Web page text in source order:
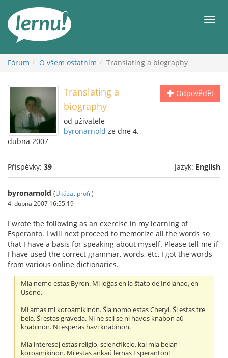
obsahu
Fórum O všem ostatním Translating a biography
Odpovědět
Translating a
biography
od uživatele
byronarnold ze dne 4.
dubna 2007
Příspěvky: 39 Jazyk: English
byronarnold (Ukázat profil)
4. dubna 2007 16:55:19
I wrote the following as an exercise in my learning of
Esperanto. I will next proceed to memorize all the words so
that I have a basis for speaking about myself. Please tell me if
I have used the correct grammar, words, etc, I got the words
from various online dictionaries.
Mia nomo estas Byron. Mi loĝas en la ŝtato de Indianao, en
Usono.
Mi amas mi koroamikinon. Ŝia nomo estas Cheryl. Ŝi estas tre
bela. Ŝi estas graveda. Ni ne scii se ni havos knabon aŭ
knabinon. Ni esperas havi knabinon.
Mia interesoj estas religio, sciencfikcio, kaj mia belan
koroamikinon. Mi estas ankaŭ lernas Esperanton!